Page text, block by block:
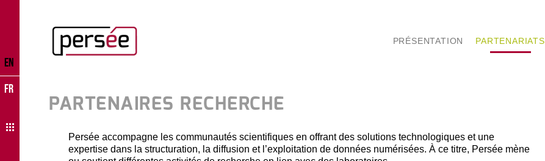
EN
FR
PRÉSENTATION PARTENARIATS
PARTENAIRES RECHERCHE
Persée accompagne les communautés scientifiques en offrant des solutions technologiques et une
expertise dans la structuration, la diffusion et l’exploitation de données numérisées. À ce titre, Persée mène